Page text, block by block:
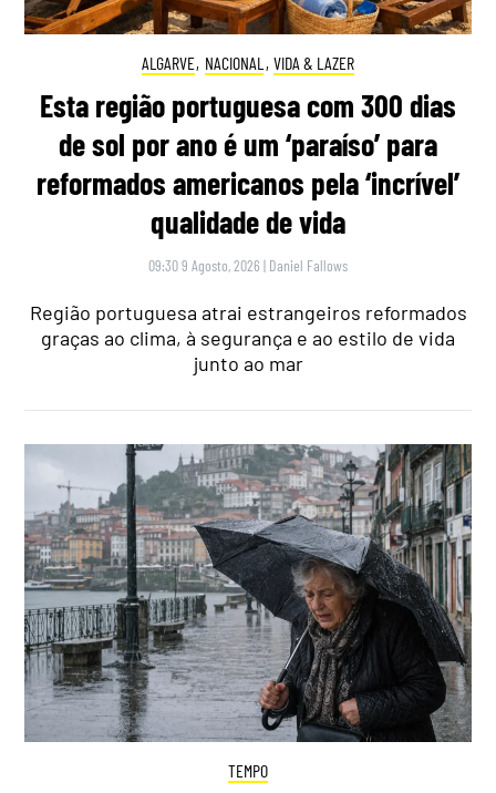
ALGARVE, NACIONAL , VIDA & LAZER
Esta região portuguesa com 300 dias
de sol por ano é um ‘paraíso’ para
reformados americanos pela ‘incrível’
qualidade de vida
09:30 9 Agosto, 2026 | Daniel Fallows
Região portuguesa atrai estrangeiros reformados
graças ao clima, à segurança e ao estilo de vida
junto ao mar
TEMPO